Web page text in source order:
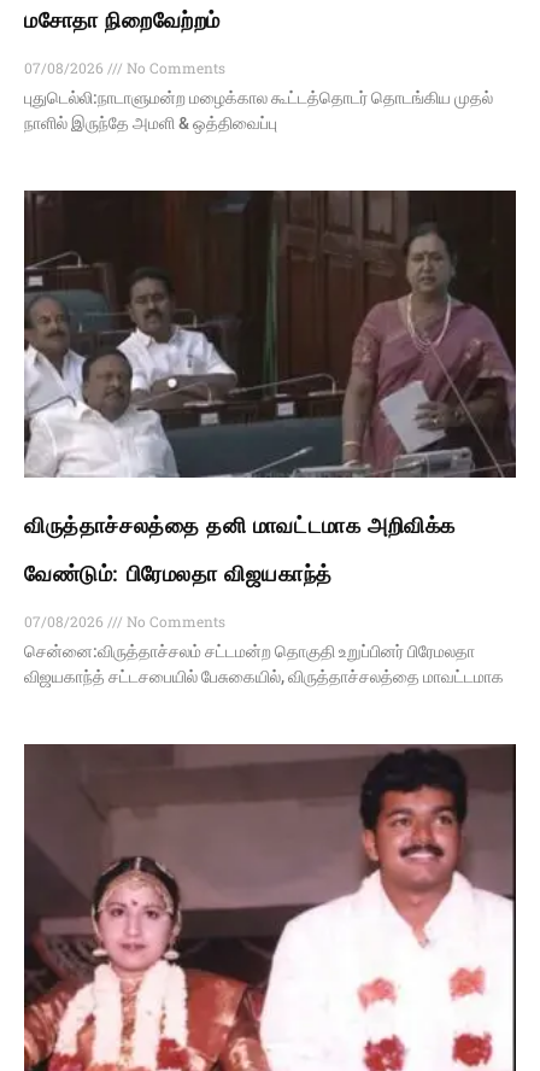
மசோதா நிறைவேற்றம்
07/08/2026
No Comments
புதுடெல்லி:நாடாளுமன்ற மழைக்கால கூட்டத்தொடர் தொடங்கிய முதல்
நாளில் இருந்தே அமளி & ஒத்திவைப்பு
விருத்தாச்சலத்தை தனி மாவட்டமாக அறிவிக்க
வேண்டும்: பிரேமலதா விஜயகாந்த்
07/08/2026
No Comments
சென்னை:விருத்தாச்சலம் சட்டமன்ற தொகுதி உறுப்பினர் பிரேமலதா
விஜயகாந்த் சட்டசபையில் பேசுகையில், விருத்தாச்சலத்தை மாவட்டமாக